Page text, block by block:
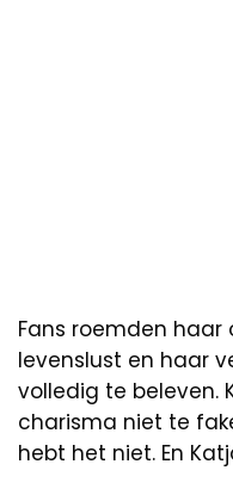
Fans roemden
levenslust en haar
volledig te beleven.
charisma niet te
hebt het niet. En